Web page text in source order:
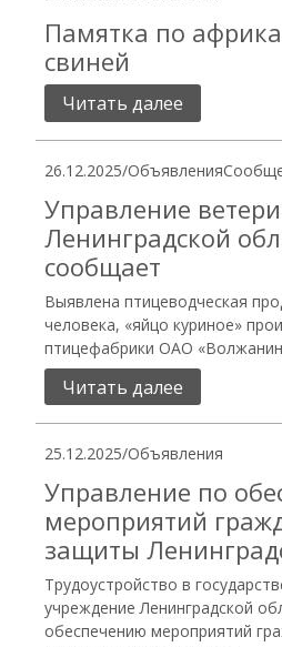
Памятка по
свиней
Читать далее
26.12.2025/Объявления
Управление
Ленинградской
сообщает
Выявлена птицеводческая
человека, «яйцо куриное»
птицефабрики ОАО
Читать далее
25.12.2025/Объявления
Управление по
мероприятий
защиты
Трудоустройство в
учреждение Ленинградской
обеспечению мероприятий